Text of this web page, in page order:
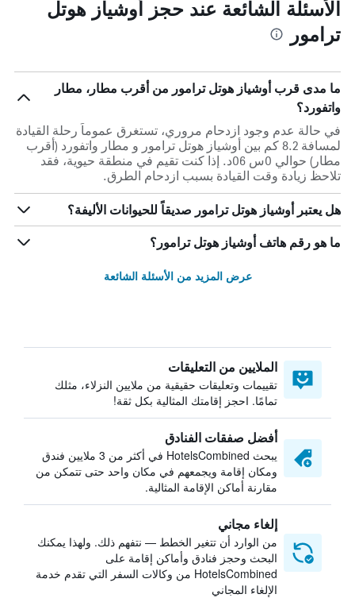
الأسئلة الشائعة عند حجز أوشياز هوتل
ترامور
ما مدى قرب أوشياز هوتل ترامور من أقرب مطار، مطار
واتفورد؟
في حالة عدم وجود ازدحام مروري، تستغرق عموماً رحلة القيادة
لمسافة 8.2 كم بين أوشياز هوتل ترامور و مطار واتفورد (أقرب
مطار) حوالي 0س 06د. إذا كنت تقيم في منطقة حيوية، فقد
تلاحظ زيادة وقت القيادة بسبب ازدحام الطرق.
هل يعتبر أوشياز هوتل ترامور صديقاً للحيوانات الأليفة؟
ما هو رقم هاتف أوشياز هوتل ترامور؟
عرض المزيد من الأسئلة الشائعة
الملايين من التعليقات
تقييمات وتعليقات حقيقية من ملايين النزلاء، مثلك
تمامًا. احجز إقامتك المثالية بكل ثقة!
أفضل صفقات الفنادق
يبحث HotelsCombined في أكثر من 3 ملايين فندق
ومكان إقامة ويجمعهم في مكان واحد حتى تتمكن من
مقارنة أماكن الإقامة المثالية.
إلغاء مجاني
من الوارد أن تتغير الخطط — نتفهم ذلك. ولهذا يمكنك
البحث وحجز فنادق وأماكن إقامة على
HotelsCombined من وكالات السفر التي تقدم خدمة
الإلغاء المجاني